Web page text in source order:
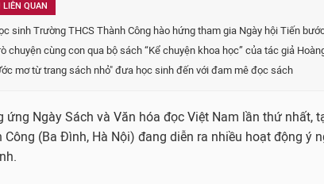
LIÊN QUAN
sinh Trường THCS Thành Công hào hứng tham gia Ngày hội Tiến
chuyện cùng con qua bộ sách “Kể chuyện khoa học” của tác giả
mơ từ trang sách nhỏ" đưa học sinh đến với đam mê đọc sách
ứng Ngày Sách và Văn hóa đọc Việt Nam lần thứ nhất,
Công (Ba Đình, Hà Nội) đang diễn ra nhiều hoạt động ý